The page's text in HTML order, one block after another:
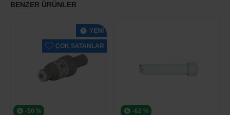
BENZER ÜRÜNLER
YENI
ÇOK SATANLAR
-50 % -62 %